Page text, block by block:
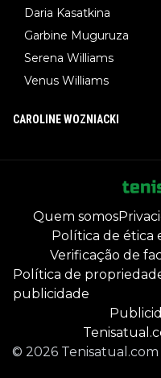
Daria Kasatkina
Garbine Muguruza
Serena Williams
Venus Williams
CAROLINE WOZNIACKI
Quem somos
Política de ética
Verificação de
Política de
publicidade
© 2026 Tenisatual.com